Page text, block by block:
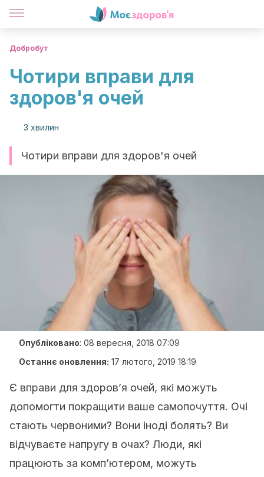
Добробут
Чотири вправи для
здоров'я очей
3 хвилин
Чотири вправи для здоров'я очей
Опубліковано: 08 вересня, 2018 07:09
Останнє оновлення: 17 лютого, 2019 18:19
Є вправи для здоров’я очей, які можуть
допомогти покращити ваше самопочуття. Очі
стають червоними? Вони іноді болять? Ви
відчуваєте напругу в очах? Люди, які
працюють за комп’ютером, можуть